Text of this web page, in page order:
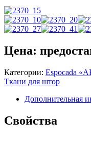
Цена:
Категории: Espocada
Ткани для штор
Дополнительная
Свойства